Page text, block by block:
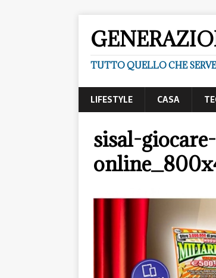
TUTTO QUELLO CHE
LIFESTYLE CASA
sisal-